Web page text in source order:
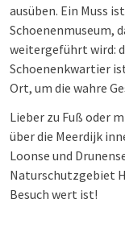
ausüben. Ein Muss
Schoenenmuseum,
weitergeführt wird:
Schoenenkwartier
Ort, um die wahre
Lieber zu Fuß oder
über die Meerdijk
Loonse und
Naturschutzgebiet
Besuch wert ist!